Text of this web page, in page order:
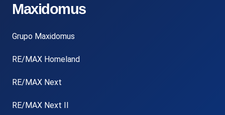
Maxidomus
Grupo Maxidomus
RE/MAX Homeland
RE/MAX Next
RE/MAX Next II